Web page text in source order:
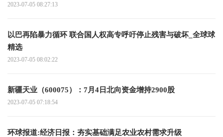
2023-07-05 08:27:13
以巴再陷暴力循环 联合国人权高专呼吁停止残害与破坏_全球球
精选
2023-07-05 08:02:22
新疆天业（600075）：7月4日北向资金增持2900股
2023-07-05 07:18:54
环球报道:经济日报：夯实基础满足农业农村需求升级